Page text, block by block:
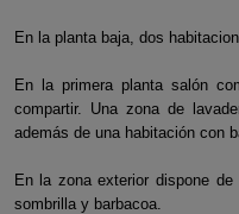
En la planta baja, dos
En la primera planta salón
compartir. Una zona de
además de una habitación con
En la zona exterior dispone
sombrilla y barbacoa.